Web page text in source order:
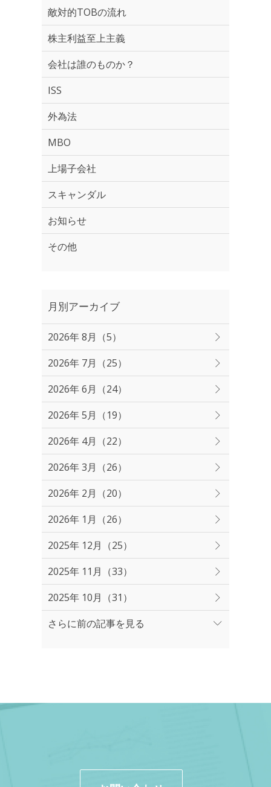
敵対的TOBの流れ
株主利益至上主義
会社は誰のものか？
ISS
外為法
MBO
上場子会社
スキャンダル
お知らせ
その他
月別アーカイブ
2026年 8月（5）
2026年 7月（25）
2026年 6月（24）
2026年 5月（19）
2026年 4月（22）
2026年 3月（26）
2026年 2月（20）
2026年 1月（26）
2025年 12月（25）
2025年 11月（33）
2025年 10月（31）
さらに前の記事を見る